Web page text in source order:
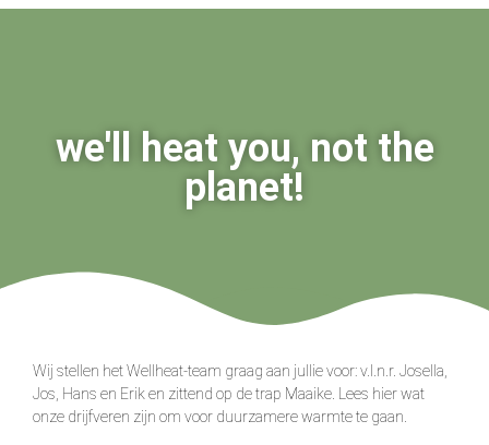
we'll heat you, not the
planet!
Wij stellen het Wellheat-team graag aan jullie voor: v.l.n.r. Josella,
Jos, Hans en Erik en zittend op de trap Maaike. Lees hier wat
onze drijfveren zijn om voor duurzamere warmte te gaan.